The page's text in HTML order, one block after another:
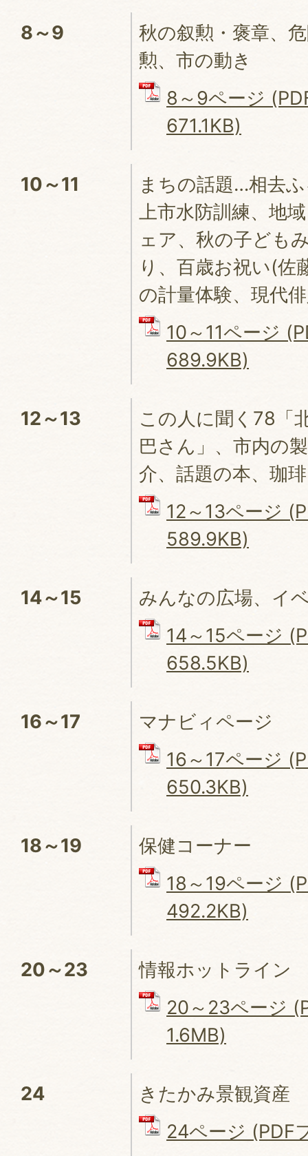
8～9
秋の叙勲・褒章、
勲、市の動き
8～9ページ
671.1KB)
10～11
まちの話題…相去
上市水防訓練、地
ェア、秋の子ども
り、百歳お祝い(佐
の計量体験、現代
10～11ページ
689.9KB)
12～13
この人に聞く78「
巴さん」、市内の
介、話題の本、珈
12～13ページ
589.9KB)
14～15
みんなの広場、イ
14～15ページ
658.5KB)
16～17
マナビィページ
16～17ページ
650.3KB)
18～19
保健コーナー
18～19ページ
492.2KB)
20～23
情報ホットライン
20～23ページ
1.6MB)
24
きたかみ景観資産
24ページ (PDF